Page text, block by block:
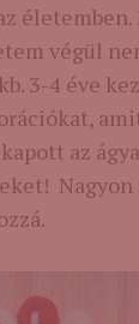
végül
3-4 éve
az